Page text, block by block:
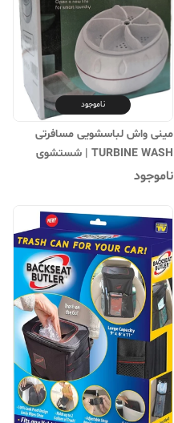
ناموجود
مینی واش لباسشویی مسافرتی
TURBINE WASH | شستشوی
لباس کودک و لباس زیر
ناموجود